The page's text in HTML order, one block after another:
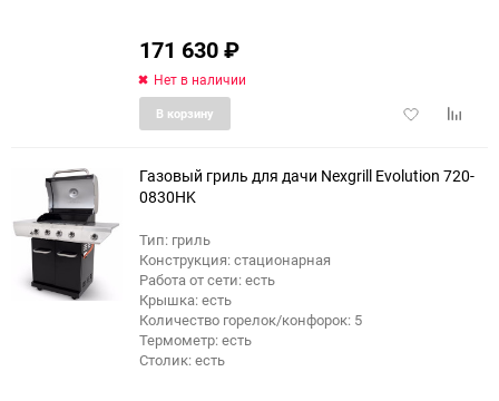
171 630₽
Нет в наличии
Добавить
В корзину
Газовый гриль для дачи Nexgrill Evolution 720-
0830HK
Тип: гриль
Конструкция: стационарная
Работа от сети: есть
Крышка: есть
Количество горелок/конфорок: 5
Термометр: есть
Столик: есть